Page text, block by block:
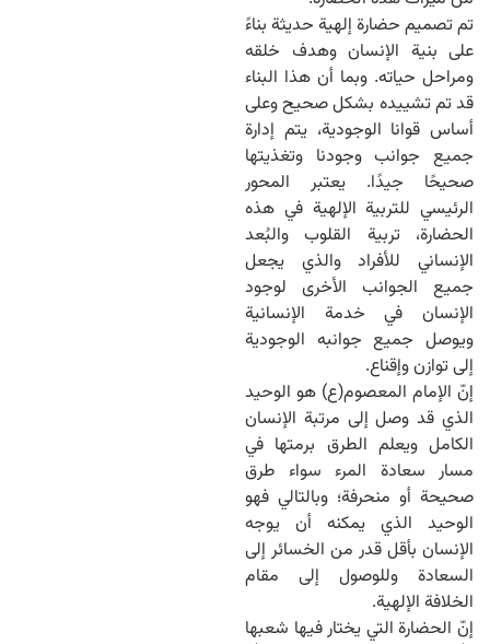
تم تصميم حضارة إلهية حديثة بناءً
على بنية الإنسان وهدف خلقه
ومراحل حياته. وبما أن هذا البناء
قد تم تشييده بشكل صحيح وعلى
أساس قوانا الوجودية، يتم إدارة
جميع جوانب وجودنا وتغذيتها
صحيحًا جيدًا. يعتبر المحور
الرئيسي للتربية الإلهية في هذه
الحضارة، تربية القلوب والبُعد
الإنساني للأفراد والذي يجعل
جميع الجوانب الأخرى لوجود
الإنسان في خدمة الإنسانية
ويوصل جميع جوانبه الوجودية
إلى توازن وإقناع.
إنّ الإمام المعصوم(ع) هو الوحيد
الذي قد وصل إلى مرتبة الإنسان
الكامل ويعلم الطرق برمتها في
مسار سعادة المرء سواء طرق
صحيحة أو منحرفة؛ وبالتالي فهو
الوحيد الذي يمكنه أن يوجه
الإنسان بأقل قدر من الخسائر إلى
السعادة وللوصول إلى مقام
الخلافة الإلهية.
إنّ الحضارة التي يختار فيها شعبها